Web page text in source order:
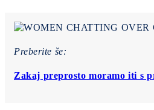
Preberite še:
Zakaj preprosto moramo iti s